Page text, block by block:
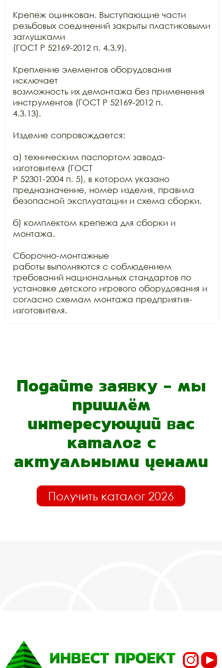
Крепеж оцинкован. Выступающие части
резьбовых соединений закрыты пластиковыми
заглушками
(ГОСТ Р 52169-2012 п. 4.3.9).
Крепление элементов оборудования
исключает
возможность их демонтажа без применения
инструментов (ГОСТ Р 52169-2012 п.
4.3.13).
Изделие сопровождается:
а) техническим паспортом завода-
изготовителя (ГОСТ
Р 52301-2004 п. 5), в котором указано
предназначение, номер изделия, правила
безопасной эксплуатации и схема сборки.
б) комплектом крепежа для сборки и
монтажа.
Сборочно-монтажные
работы выполняются с соблюдением
требований национальных стандартов по
установке детского игрового оборудования и
согласно схемам монтажа предприятия-
изготовителя.
Подайте заявку - мы
пришлём
интересующий вас
каталог с
актуальными ценами
Получить каталог 2026